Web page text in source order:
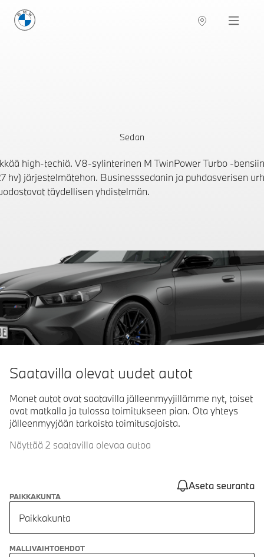
BMW Suomi Navigation
Sedan
high-techiä. V8-sylinterinen M TwinPower Turbo -
hv) järjestelmätehon. Businesssedanin ja puhdasverisen
täydellisen yhdistelmän.
Saatavilla olevat uudet autot
Monet autot ovat saatavilla jälleenmyyjillämme nyt, toiset
ovat matkalla ja tulossa toimitukseen pian. Ota yhteys
jälleenmyyjään tarkoista toimitusajoista.
Näyttää 2 saatavilla olevaa autoa
Aseta seuranta
PAIKKAKUNTA
Paikkakunta
MALLIVAIHTOEHDOT